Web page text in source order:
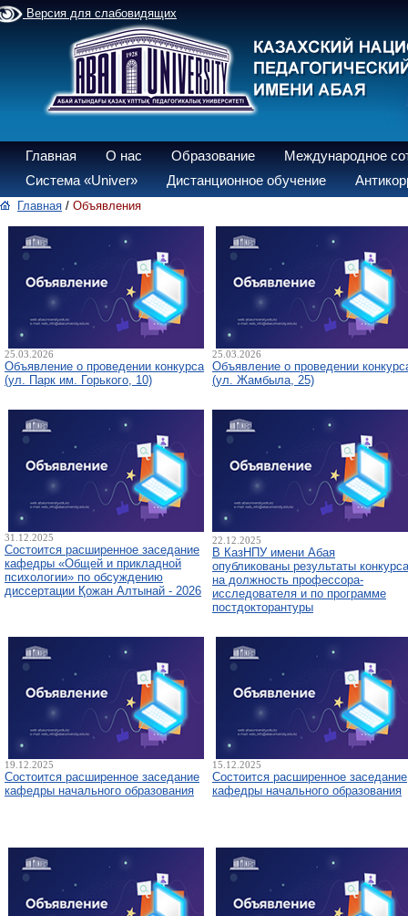
Версия для слабовидящих
Главная О нас Образование
Международное
Система «Univer»
Дистанционное обучение
Главная / Объявления
25.03.2026
Объявление о проведении конкурса
(ул. Парк им. Горького, 10)
25.03.2026
Объявление о проведении
(ул. Жамбыла, 25)
31.12.2025
Состоится расширенное заседание
кафедры «Общей и прикладной
психологии» по обсуждению
диссертации Қожан Алтынай - 2026
22.12.2025
В КазНПУ имени Абая
опубликованы результаты конкурса
на должность профессора-
исследователя и по программе
постдокторантуры
19.12.2025
Состоится расширенное заседание
кафедры начального образования
15.12.2025
Состоится расширенное заседание
кафедры начального образования